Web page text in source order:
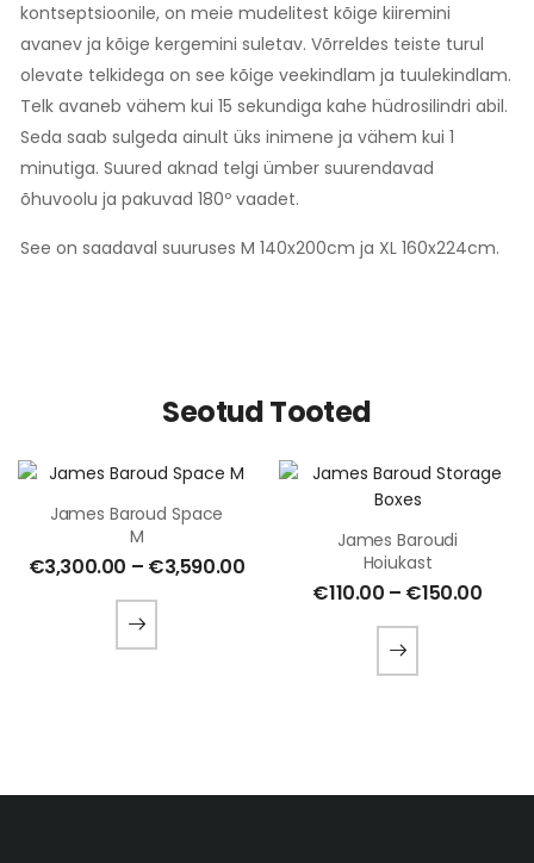
kontseptsioonile, on meie mudelitest kõige kiiremini
avanev ja kõige kergemini suletav. Võrreldes teiste turul
olevate telkidega on see kõige veekindlam ja tuulekindlam.
Telk avaneb vähem kui 15 sekundiga kahe hüdrosilindri abil.
Seda saab sulgeda ainult üks inimene ja vähem kui 1
minutiga. Suured aknad telgi ümber suurendavad
õhuvoolu ja pakuvad 180º vaadet.
See on saadaval suuruses M 140x200cm ja XL 160x224cm.
Seotud Tooted
James Baroud Space
M
€3,300.00 – €3,590.00
James Baroudi
Hoiukast
€110.00 – €150.00